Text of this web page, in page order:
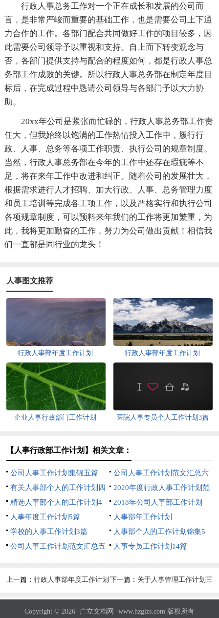
行政人事总务工作对一个正在成长和发展的公司而
言，是非常严峻而重要的基础工作，也是需要公司上下通
力合作的工作。各部门配合共同做好工作的项目较多，因
此需要公司领导予以重视和支持。自上而下转变观念与
否，各部门提供支持与配合的程度如何，都是行政人事总
务部工作成败的关键。所以行政人事总务部在制定年度目
标后，在完成过程中恳请公司领导与各部门予以大力协
助。
20xx年公司是紧张而忙碌的，行政人事总务部工作责
任大，但我始终以饱满的工作热情投入工作中，履行行
政、人事、总务等各项工作职责、执行公司的规章制度。
当然，行政人事总务部在今年的工作中还存在瑕疵等不
足，将在来年工作中改进和纠正。随着公司的发展壮大，
根据需求进行人才招聘、加大行政、人事、总务管理力度
和员工培训等完成各工项工作，以及严格实行和执行公司
各项规章制度，可以预料来年我们的工作将更加繁重，为
此，我将更加勤奋的工作，努力为公司做出贡献！相信我
们一直都是同行业的龙头！
人事图文推荐
行政人事部年度工作计划 行政人事部年度工作计划
企业人事行政部门工作计划 医院人事专员个人工作计划3篇
【人事行政部工作计划】相关文章：
公司人事工作计划集锦五篇
公司人事工作计划范文汇总六
篇
有关人事部个人的工作计划四
篇
2020年度行政人事工作计划范
文
精选人事部个人的工作计划4
篇
2018年公司人事部工作计划
人事年度工作计划5篇
人事部年工作计划
学校的人事工作计划3篇
人事部个人的工作计划锦集5
篇
公司人事工作计划范文汇总五
人事专员工作计划14篇
上一篇：行政人事部年度工作计划 下一篇： 关于人事管理工作计划三
Copyright © 2026 广立文档网 www.hzglzs.com 版权所有